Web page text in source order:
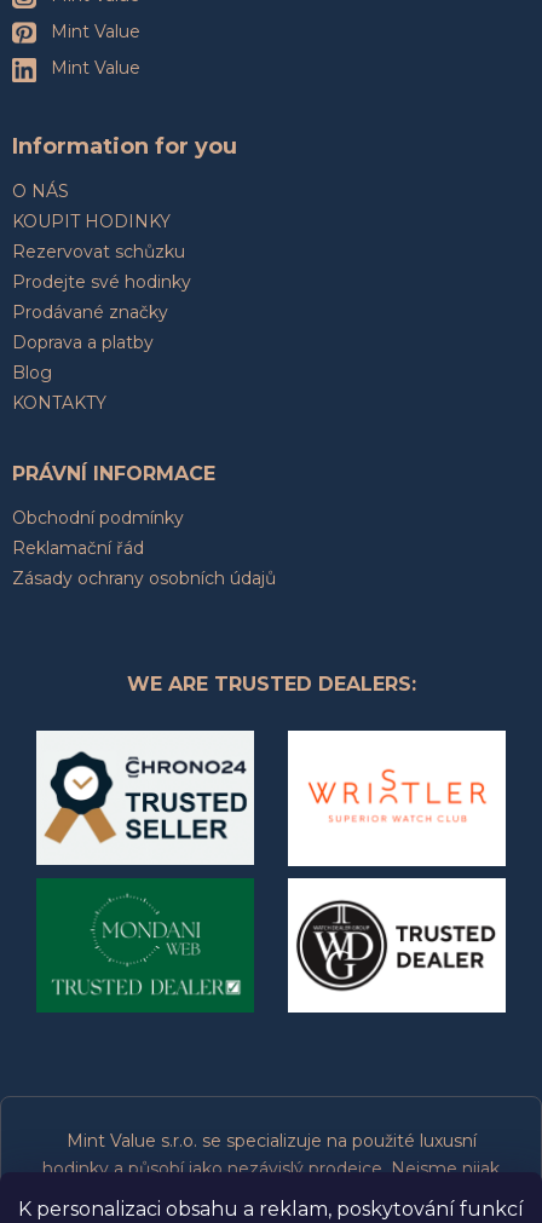
K personalizaci obsahu a reklam, poskytování funkcí
Mint Value
Mint Value
Information for you
O NÁS
KOUPIT HODINKY
Rezervovat schůzku
Prodejte své hodinky
Prodávané značky
Doprava a platby
Blog
KONTAKTY
PRÁVNÍ INFORMACE
Obchodní podmínky
Reklamační řád
Zásady ochrany osobních údajů
WE ARE TRUSTED DEALERS:
Mint Value s.r.o. se specializuje na použité luxusní
hodinky a působí jako nezávislý prodejce. Nejsme nijak
spojeni, přidruženi, oprávněni ani podporováni výrobci